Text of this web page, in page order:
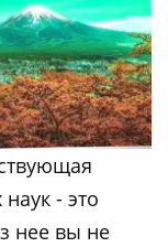
- это
нее вы не